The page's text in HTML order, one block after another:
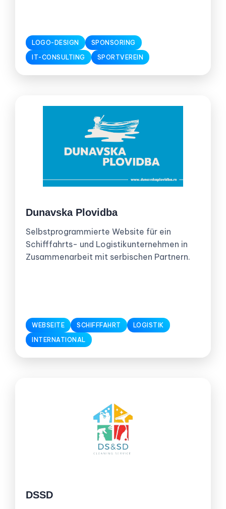
LOGO-DESIGN
SPONSORING
IT-CONSULTING
SPORTVEREIN
Dunavska Plovidba
Selbstprogrammierte Website für ein
Schifffahrts- und Logistikunternehmen in
Zusammenarbeit mit serbischen Partnern.
WEBSEITE SCHIFFFAHRT
LOGISTIK
INTERNATIONAL
DSSD